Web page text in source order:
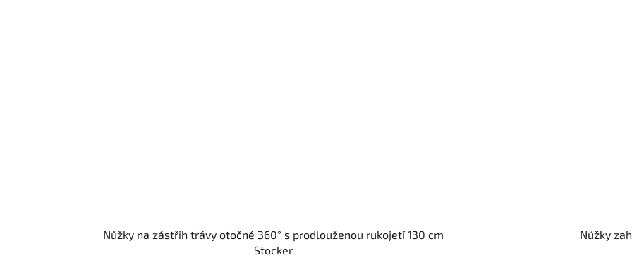
Nůžky na zástřih trávy otočné 360° s prodlouženou rukojetí 130 cm
Stocker
Nůžky